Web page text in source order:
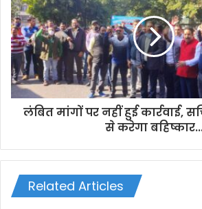
लंबित मांगों पर नहीं हुई
से करेगा
Related Articles